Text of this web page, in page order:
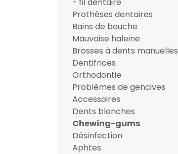
Prothèses dentaires
Bains de bouche
Mauvaise haleine
Brosses à dents manuelles
Dentifrices
Orthodontie
Problèmes de gencives
Accessoires
Dents blanches
Chewing-gums
Désinfection
Aphtes